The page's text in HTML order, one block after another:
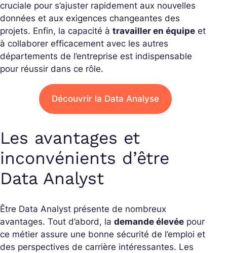
cruciale pour s’ajuster rapidement aux nouvelles
données et aux exigences changeantes des
projets. Enfin, la capacité à travailler en équipe et
à collaborer efficacement avec les autres
départements de l’entreprise est indispensable
pour réussir dans ce rôle.
Découvrir la Data Analyse
Les avantages et
inconvénients d’être
Data Analyst
Être Data Analyst présente de nombreux
avantages. Tout d’abord, la demande élevée pour
ce métier assure une bonne sécurité de l’emploi et
des perspectives de carrière intéressantes. Les